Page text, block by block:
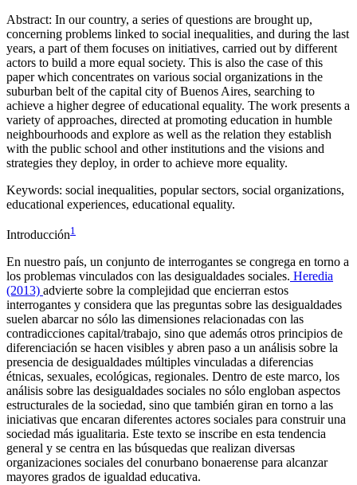
Abstract: In our country, a series of questions are brought up,
concerning problems linked to social inequalities, and during the last
years, a part of them focuses on initiatives, carried out by different
actors to build a more equal society. This is also the case of this
paper which concentrates on various social organizations in the
suburban belt of the capital city of Buenos Aires, searching to
achieve a higher degree of educational equality. The work presents a
variety of approaches, directed at promoting education in humble
neighbourhoods and explore as well as the relation they establish
with the public school and other institutions and the visions and
strategies they deploy, in order to achieve more equality.
Keywords: social inequalities, popular sectors, social organizations,
educational experiences, educational equality.
Introducción1
En nuestro país, un conjunto de interrogantes se congrega en torno a
los problemas vinculados con las desigualdades sociales. Heredia
(2013) advierte sobre la complejidad que encierran estos
interrogantes y considera que las preguntas sobre las desigualdades
suelen abarcar no sólo las dimensiones relacionadas con las
contradicciones capital/trabajo, sino que además otros principios de
diferenciación se hacen visibles y abren paso a un análisis sobre la
presencia de desigualdades múltiples vinculadas a diferencias
étnicas, sexuales, ecológicas, regionales. Dentro de este marco, los
análisis sobre las desigualdades sociales no sólo engloban aspectos
estructurales de la sociedad, sino que también giran en torno a las
iniciativas que encaran diferentes actores sociales para construir una
sociedad más igualitaria. Este texto se inscribe en esta tendencia
general y se centra en las búsquedas que realizan diversas
organizaciones sociales del conurbano bonaerense para alcanzar
mayores grados de igualdad educativa.